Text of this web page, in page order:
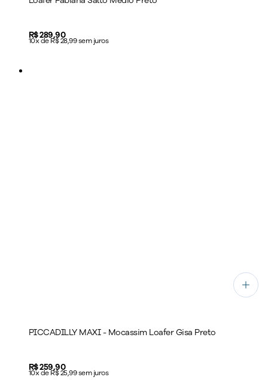
Price:
R$ 289,90
10x de R$ 28,99 sem juros
PICCADILLY MAXI - Mocassim Loafer Gisa Preto
Price:
R$ 259,90
10x de R$ 25,99 sem juros